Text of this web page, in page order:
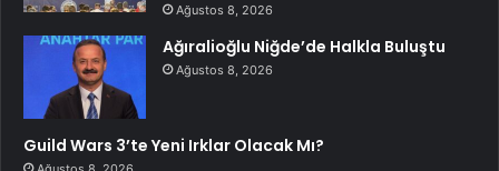
Ağustos 8, 2026
Ağıralioğlu Niğde’de Halkla Buluştu
Ağustos 8, 2026
Guild Wars 3’te Yeni Irklar Olacak Mı?